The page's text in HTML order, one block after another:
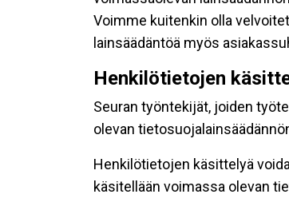
Voimme kuitenkin olla
lainsäädäntöä myös
Henkilötietojen
Seuran työntekijät, joiden
olevan
Henkilötietojen käsittelyä
käsitellään voimassa olevan